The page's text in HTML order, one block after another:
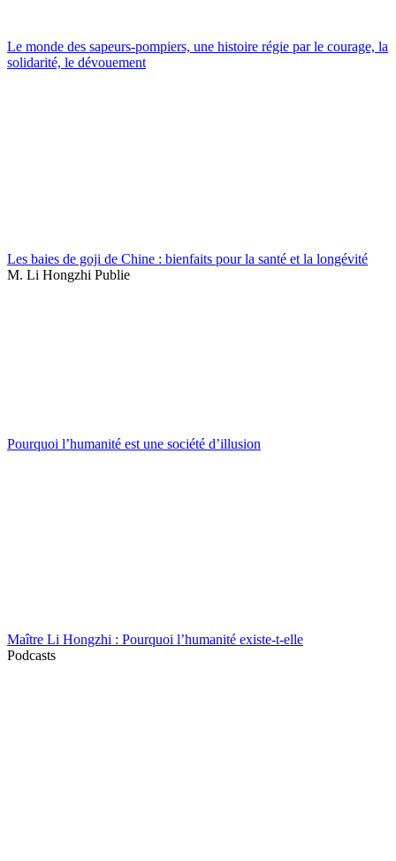
Le monde des sapeurs-pompiers, une histoire régie par le courage, la
solidarité, le dévouement
Les baies de goji de Chine : bienfaits pour la santé et la longévité
M. Li Hongzhi Publie
Pourquoi l’humanité est une société d’illusion
Maître Li Hongzhi : Pourquoi l’humanité existe-t-elle
Podcasts